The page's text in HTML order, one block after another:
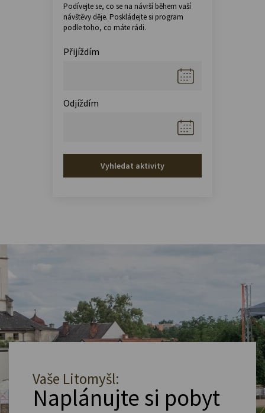
Podívejte se, co se na návrší během vaší
návštěvy děje. Poskládejte si program
podle toho, co máte rádi.
Přijíždím
Odjíždím
Vyhledat aktivity
Vaše Litomyšl:
Naplánujte si pobyt